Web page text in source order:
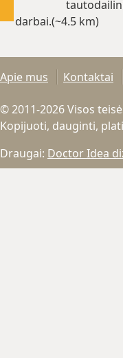
darbai.(~4.5 km)
Apie mus Kontaktai
© 2011-2026 Visos
Kopijuoti, dauginti,
Draugai: Doctor Idea